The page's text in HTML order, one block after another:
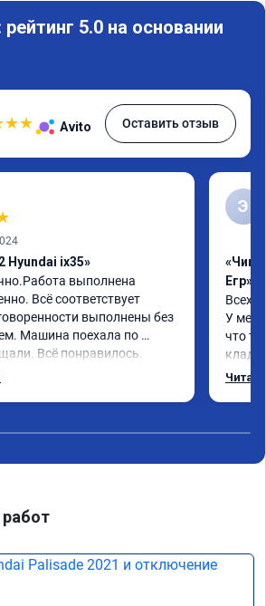
5.0 на основании
★★ Avito Оставить отзыв
Hyundai ix35»
выполнена
Всё соответствует
выполнены без
Машина поехала по
Всё понравилось.
компанию.
Э
«Чип
Егр»
Всех
У
что
и ЕГР
В